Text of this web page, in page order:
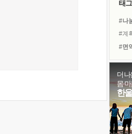
'
졸
보
태
#나
#계
#면
#힐
#선
#유
#비
더 나
몸·
한